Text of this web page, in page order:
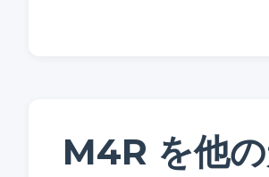
M4R を他